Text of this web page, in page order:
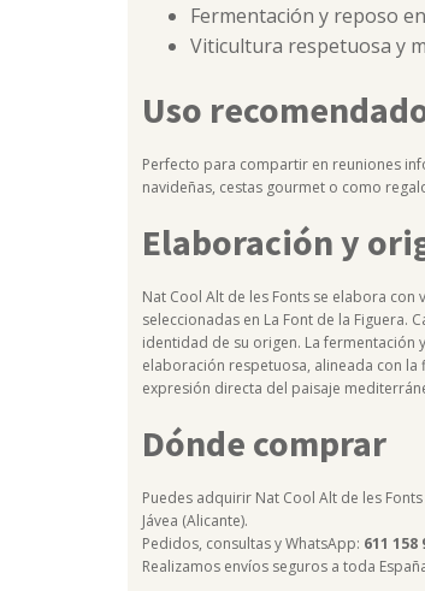
Fermentación y reposo
Viticultura respetuosa y
Uso
Perfecto para compartir en reuniones
navideñas, cestas gourmet o como
Elaboración y
Nat Cool Alt de les Fonts se elabora
seleccionadas en La Font de la Figuera.
identidad de su origen. La
elaboración respetuosa, alineada con
expresión directa del paisaje
Dónde comprar
Puedes adquirir Nat Cool Alt de les Fonts
Jávea (Alicante).
Pedidos, consultas y WhatsApp: 611 158
Realizamos envíos seguros a toda